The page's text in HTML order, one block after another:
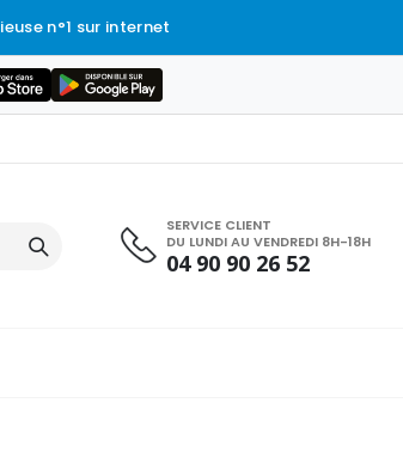
n°1 sur internet
SERVICE CLIENT
DU LUNDI AU VENDREDI 8H-18H
04 90 90 26 52